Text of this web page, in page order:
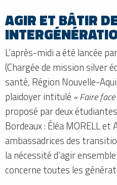
AGIR ET BÂTIR
L’après-midi a été lancée
(Chargée de mission silver
santé, Région Nouvelle-
plaidoyer intitulé « Faire
proposé par deux
Bordeaux : Éléa MORELL et
ambassadrices des
la nécessité d’agir
concerne toutes les